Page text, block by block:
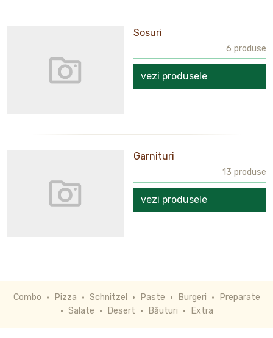
Sosuri
6 produse
vezi produsele
Garnituri
13 produse
vezi produsele
Combo Pizza Schnitzel Paste Burgeri
Preparate
Salate
Desert Băuturi Extra